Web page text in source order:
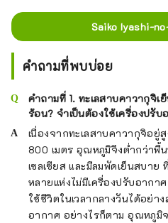
Saiko Iyashi-
คำถามที่พบบ่อย
คำถามที่ 1. ทะเลสาบคาวากุจิ
ร้อน? จำเป็นต้องใช้เครื่องปรับ
เนื่องจากทะเลสาบคาวากุจิอยู่
800 เมตร อุณหภูมิจึงต่ำกว่าพื้
เซลเซียส และมีลมพัดเย็นสบาย
หลายแห่งไม่มีเครื่องปรับอาก
ใช้ชีวิตในเวลากลางวันได้อย่า
อากาศ อย่างไรก็ตาม อุณหภูมิ